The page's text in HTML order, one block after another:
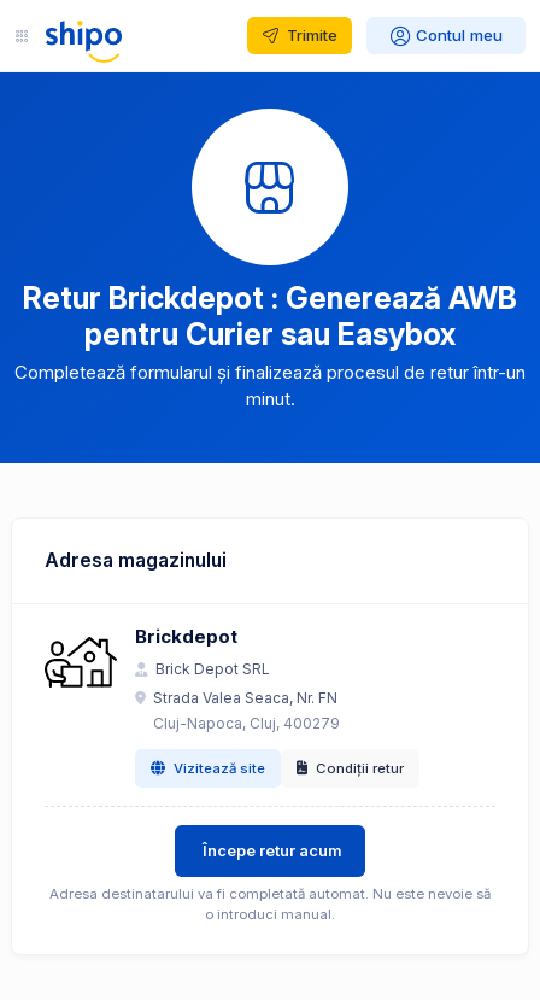
Trimite Contul meu
Retur Brickdepot : Generează AWB
pentru Curier sau Easybox
Completează formularul și finalizează procesul de retur într-un
minut.
Adresa magazinului
Brickdepot
Brick Depot SRL
Strada Valea Seaca, Nr. FN
Cluj-Napoca, Cluj, 400279
Vizitează site Condiții retur
Începe retur acum
Adresa destinatarului va fi completată automat. Nu este nevoie să
o introduci manual.